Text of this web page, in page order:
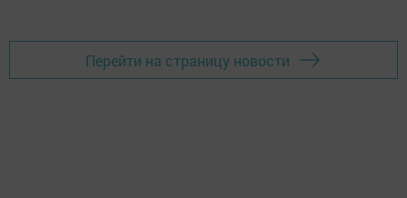
Перейти на страницу новости